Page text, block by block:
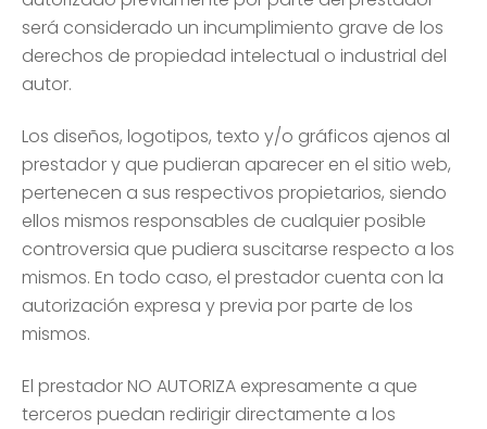
será considerado un incumplimiento grave de los
derechos de propiedad intelectual o industrial del
autor.
Los diseños, logotipos, texto y/o gráficos ajenos al
prestador y que pudieran aparecer en el sitio web,
pertenecen a sus respectivos propietarios, siendo
ellos mismos responsables de cualquier posible
controversia que pudiera suscitarse respecto a los
mismos. En todo caso, el prestador cuenta con la
autorización expresa y previa por parte de los
mismos.
El prestador NO AUTORIZA expresamente a que
terceros puedan redirigir directamente a los